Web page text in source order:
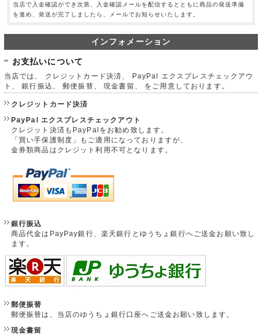
当店で入金確認ができ次第、入金確認メールを配信するとともに商品の発送準備
を進め、発送が完了しましたら、メールでお知らせいたします。
インフォメーション
お支払いについて
当店では、 クレジットカード決済、 PayPal エクスプレスチェックアウ
ト、 銀行振込、 郵便振替、 現金書留、 をご用意しております。
クレジットカード決済
PayPal エクスプレスチェックアウト
クレジット決済もPayPalをお勧め致します。
「買い手保護制度」もご適用になっておりますが、
金券類商品はクレジット利用不可となります。
銀行振込
商品代金はPayPay銀行、楽天銀行とゆうちょ銀行へご送金お願い致し
ます。
郵便振替
郵便振替は、当店のゆうちょ銀行口座へご送金お願い致します。
現金書留